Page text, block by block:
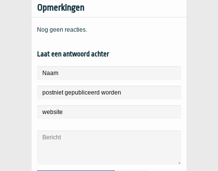
Opmerkingen
Nog geen reacties.
Laat een antwoord achter